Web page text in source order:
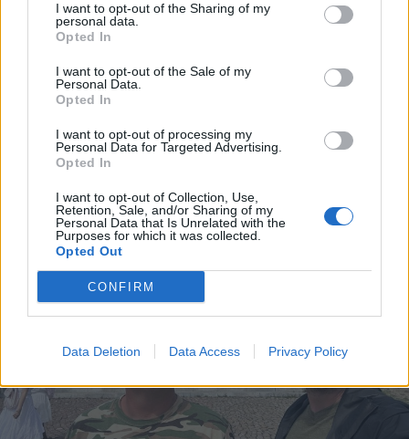
I want to opt-out of the Sharing of my
personal data.
Opted In
I want to opt-out of the Sale of my
Personal Data.
Opted In
I want to opt-out of processing my
Personal Data for Targeted Advertising.
Opted In
I want to opt-out of Collection, Use,
Retention, Sale, and/or Sharing of my
Personal Data that Is Unrelated with the
Purposes for which it was collected.
Opted Out
CONFIRM
Data Deletion Data Access Privacy Policy
2026. augusztus 05., szerda
Elfogadta a képviselőház a
biológiai sokféleség megőrzésére
vonatkozó stratégiát